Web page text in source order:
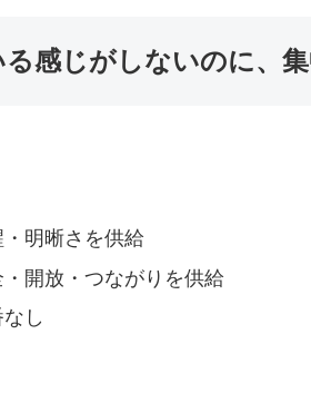
る感じがしないのに、集
明晰さを供給
開放・つながりを供給
し